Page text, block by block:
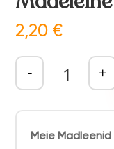
2,20 €
Madeleine
- +
Meie